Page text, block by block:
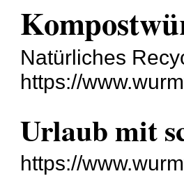
Natürliches
https://
Urlaub mit
https://